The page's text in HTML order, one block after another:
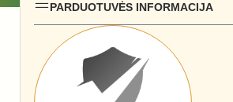
PARDUOTUVĖS INFORMACIJA